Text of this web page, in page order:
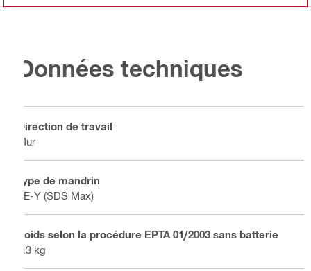
Données techniques
Direction de travail
Mur
Type de mandrin
TE-Y (SDS Max)
Poids selon la procédure EPTA 01/2003 sans batterie
6.3 kg